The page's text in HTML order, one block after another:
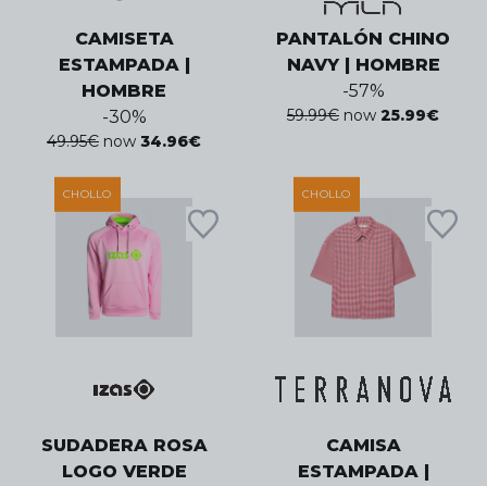
CAMISETA
ESTAMPADA |
HOMBRE
-30%
49.95€ now 34.96€
PANTALÓN CHINO
NAVY | HOMBRE
-57%
59.99€ now 25.99€
CHOLLO
SUDADERA ROSA
LOGO VERDE
CHOLLO
CAMISA
ESTAMPADA |